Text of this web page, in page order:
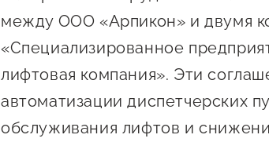
между ООО «Арпикон» и двумя
«Специализированное
лифтовая компания». Эти
автоматизации диспетчерских
обслуживания лифтов и